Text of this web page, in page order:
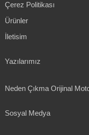
Çerez Politikası
Ürünler
İletisim
Yazılarımız
Neden Çıkma Orijinal
Sosyal Medya